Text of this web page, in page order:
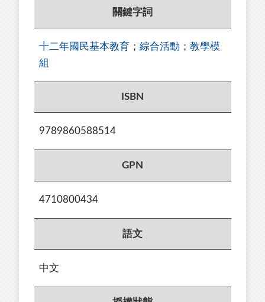
關鍵字詞
十二年國民基本教育 ； 綜合活動 ； 教學模
組
ISBN
9789860588514
GPN
4710800434
語文
中文